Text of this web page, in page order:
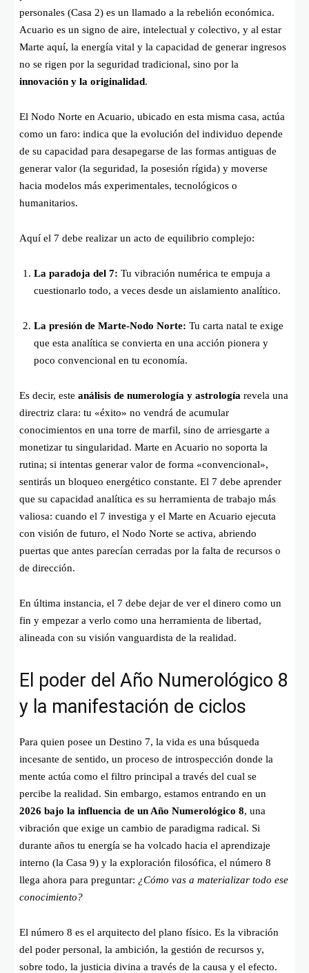
personales (Casa 2) es un llamado a la rebelión económica.
Acuario es un signo de aire, intelectual y colectivo, y al estar
Marte aquí, la energía vital y la capacidad de generar ingresos
no se rigen por la seguridad tradicional, sino por la
innovación y la originalidad.
El Nodo Norte en Acuario, ubicado en esta misma casa, actúa
como un faro: indica que la evolución del individuo depende
de su capacidad para desapegarse de las formas antiguas de
generar valor (la seguridad, la posesión rígida) y moverse
hacia modelos más experimentales, tecnológicos o
humanitarios.
Aquí el 7 debe realizar un acto de equilibrio complejo:
La paradoja del 7: Tu vibración numérica te empuja a
cuestionarlo todo, a veces desde un aislamiento analítico.
La presión de Marte-Nodo Norte: Tu carta natal te exige
que esta analítica se convierta en una acción pionera y
poco convencional en tu economía.
Es decir, este análisis de numerología y astrología revela una
directriz clara: tu «éxito» no vendrá de acumular
conocimientos en una torre de marfil, sino de arriesgarte a
monetizar tu singularidad. Marte en Acuario no soporta la
rutina; si intentas generar valor de forma «convencional»,
sentirás un bloqueo energético constante. El 7 debe aprender
que su capacidad analítica es su herramienta de trabajo más
valiosa: cuando el 7 investiga y el Marte en Acuario ejecuta
con visión de futuro, el Nodo Norte se activa, abriendo
puertas que antes parecían cerradas por la falta de recursos o
de dirección.
En última instancia, el 7 debe dejar de ver el dinero como un
fin y empezar a verlo como una herramienta de libertad,
alineada con su visión vanguardista de la realidad.
El poder del Año Numerológico 8
y la manifestación de ciclos
Para quien posee un Destino 7, la vida es una búsqueda
incesante de sentido, un proceso de introspección donde la
mente actúa como el filtro principal a través del cual se
percibe la realidad. Sin embargo, estamos entrando en un
2026 bajo la influencia de un Año Numerológico 8, una
vibración que exige un cambio de paradigma radical. Si
durante años tu energía se ha volcado hacia el aprendizaje
interno (la Casa 9) y la exploración filosófica, el número 8
llega ahora para preguntar: ¿Cómo vas a materializar todo ese
conocimiento?
El número 8 es el arquitecto del plano físico. Es la vibración
del poder personal, la ambición, la gestión de recursos y,
sobre todo, la justicia divina a través de la causa y el efecto.